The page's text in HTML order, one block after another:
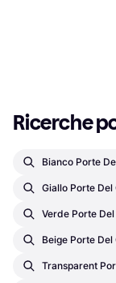
Ricerche
Bianco Porte
Giallo Porte Del
Verde Porte
Beige Porte Del
Transparent